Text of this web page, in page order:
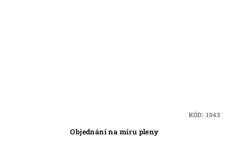
Objednání na míru pleny
KÓD: 1043